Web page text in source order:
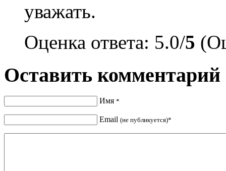
уважать.
Оценка ответа: 5.0/5
Оставить комментарий
Имя *
Email (не публикуется)*